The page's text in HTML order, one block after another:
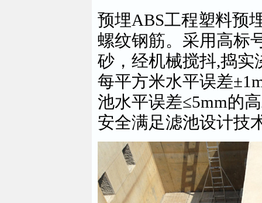
预埋ABS工程塑料预
螺纹钢筋。采用高标
砂，经机械搅抖,捣实
每平方米水平误差
池水平误差≤5mm的
安全满足滤池设计技